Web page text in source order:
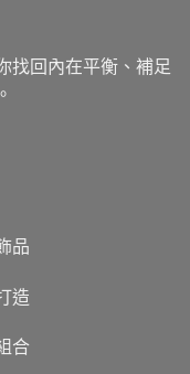
找回內在平衡、補足
品
造
合